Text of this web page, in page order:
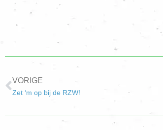
VORIGE
Zet ‘m op bij de RZW!